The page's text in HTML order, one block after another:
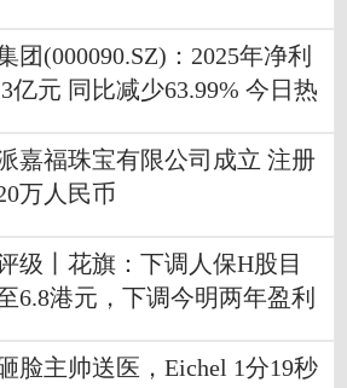
团(000090.SZ)：2025年净利
亿元 同比减少63.99% 今日热
嘉福珠宝有限公司成立 注册
万人民币
级丨花旗：下调人保H股目
6.8港元，下调今明两年盈利
脸主帅送医，Eichel 1分19秒